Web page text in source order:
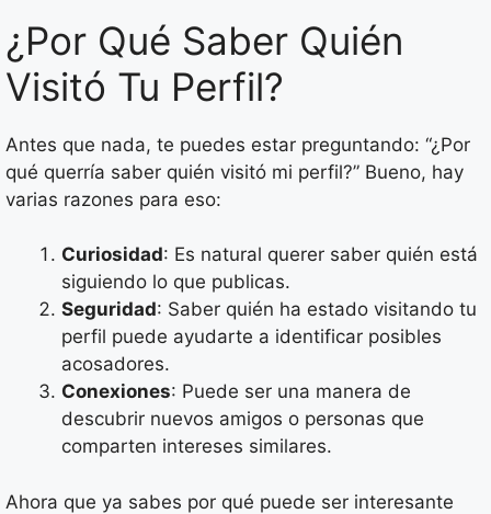
¿Por Qué Saber Quién
Visitó Tu Perfil?
Antes que nada, te puedes estar preguntando: “¿Por
qué querría saber quién visitó mi perfil?” Bueno, hay
varias razones para eso:
Curiosidad: Es natural querer saber quién está
siguiendo lo que publicas.
Seguridad: Saber quién ha estado visitando tu
perfil puede ayudarte a identificar posibles
acosadores.
Conexiones: Puede ser una manera de
descubrir nuevos amigos o personas que
comparten intereses similares.
Ahora que ya sabes por qué puede ser interesante